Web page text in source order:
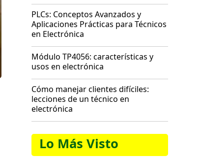
PLCs: Conceptos Avanzados y
Aplicaciones Prácticas para Técnicos
en Electrónica
Módulo TP4056: características y
usos en electrónica
Cómo manejar clientes difíciles:
lecciones de un técnico en
electrónica
Lo Más Visto